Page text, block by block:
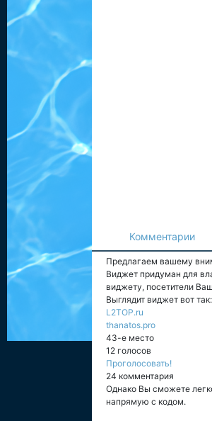
Комментарии
Предлагаем вашему
Виджет придуман для
виджету, посетители
Выглядит виджет вот так:
L2TOP.ru
thanatos.pro
43-е место
12 голосов
Проголосовать!
24 комментария
Однако Вы сможете
напрямую с кодом.